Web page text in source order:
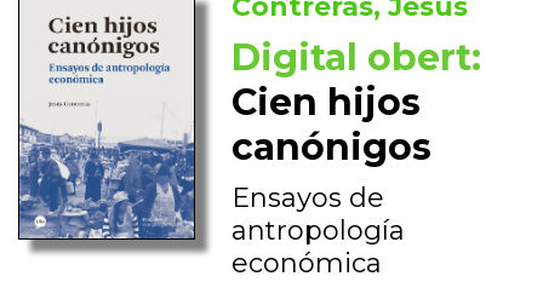
Contreras, Jesús
Digital obert:
Cien hijos
canónigos
Ensayos de
antropología
económica